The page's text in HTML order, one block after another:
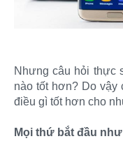
Nhưng câu hỏi thực
nào tốt hơn? Do vậy
điều gì tốt hơn cho
Mọi thứ bắt đầu